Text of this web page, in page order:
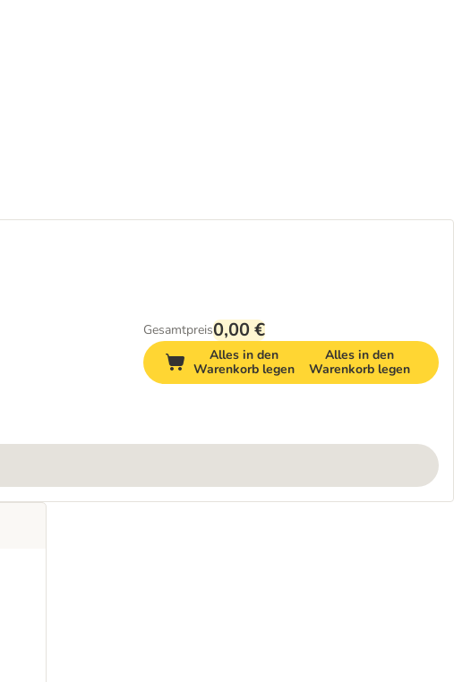
Gesamtpreis0,00 €
Alles in den
Warenkorb legen
Alles in den
Warenkorb legen